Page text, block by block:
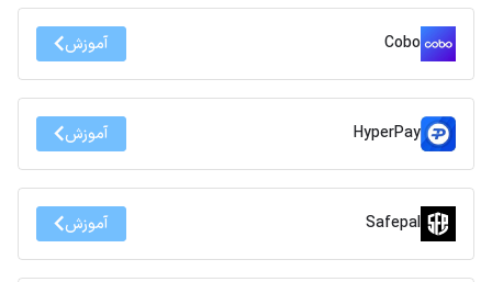
Cobo آموزش
HyperPay آموزش
Safepal آموزش